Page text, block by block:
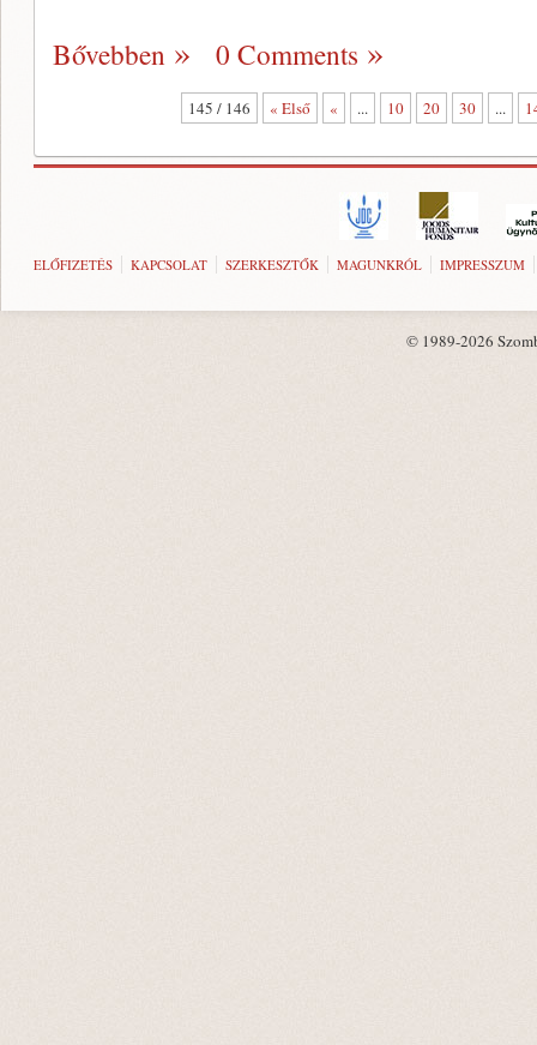
Bővebben 0 Comments
145 / 146 « Első « ... 10 20 30 ...
ELŐFIZETÉS KAPCSOLAT SZERKESZTŐK MAGUNKRÓL IMPRESSZUM
© 1989-2026